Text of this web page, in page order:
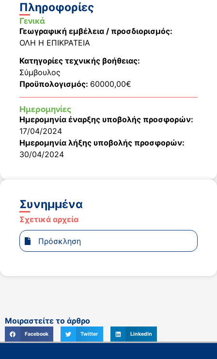
Πληροφορίες
Γενικά
Γεωγραφική εμβέλεια / προσδιορισμός:
ΟΛΗ Η ΕΠΙΚΡΑΤΕΙΑ
Κατηγορίες τεχνικής βοήθειας:
Σύμβουλος
Προϋπολογισμός: 60000,00€
Ημερομηνίες
Ημερομηνία έναρξης υποβολής προσφορών:
17/04/2024
Ημερομηνία λήξης υποβολής προσφορών:
30/04/2024
Συνημμένα
Σχετικά αρχεία
Πρόσκληση
Μοιραστείτε το άρθρο
Facebook Twitter LinkedIn